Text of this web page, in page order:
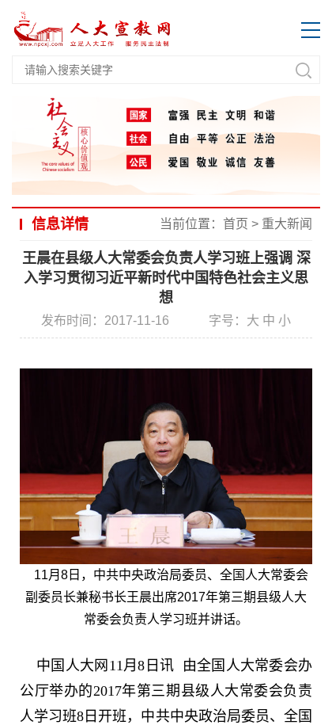
信息详情 当前位置： 首页 > 重大新闻
王晨在县级人大常委会负责人学习班上强调 深
入学习贯彻习近平新时代中国特色社会主义思
想
发布时间：2017-11-16 字号： 大 中 小
11月8日，中共中央政治局委员、全国人大常委会
副委员长兼秘书长王晨出席2017年第三期县级人大
常委会负责人学习班并讲话。
中国人大网11月8日讯 由全国人大常委会办
公厅举办的2017年第三期县级人大常委会负责
人学习班8日开班，中共中央政治局委员、全国